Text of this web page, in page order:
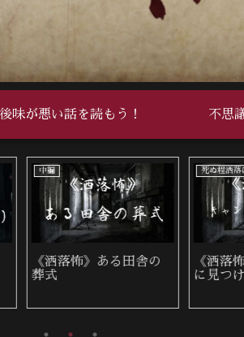
後味が悪い話を読もう！ 不思
返す家
中編
《洒落怖》2階の物置